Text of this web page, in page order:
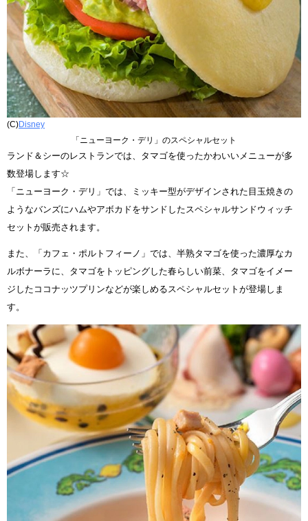
(C)Disney
「ニューヨーク・デリ」のスペシャルセット
ランド＆シーのレストランでは、タマゴを使ったかわいいメニューが多
数登場します☆
「ニューヨーク・デリ」では、ミッキー型がデザインされた目玉焼きの
ようなバンズにハムやアボカドをサンドしたスペシャルサンドウィッチ
セットが販売されます。
また、「カフェ・ポルトフィーノ」では、半熟タマゴを使った濃厚なカ
ルボナーラに、タマゴをトッピングした春らしい前菜、タマゴをイメー
ジしたココナッツプリンなどが楽しめるスペシャルセットが登場しま
す。